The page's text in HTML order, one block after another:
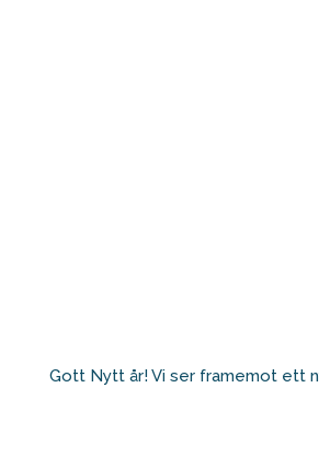
Gott Nytt år! Vi ser framemot ett